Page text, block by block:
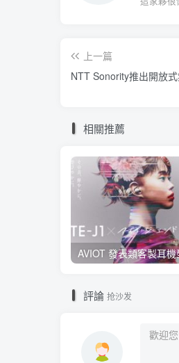
上一篇
NTT Sonority推出開放
相關推薦
評論 抢沙发